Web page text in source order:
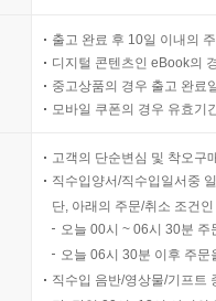
출고 완료 후 10일 이내의
디지털 콘텐츠인 eBook의
중고상품의 경우 출고 완료
모바일 쿠폰의 경우 유효기
고객의 단순변심 및 착오구
직수입양서/직수입일서중
단, 아래의 주문/취소 조건
오늘 00시 ~ 06시 30분
오늘 06시 30분 이후 주
직수입 음반/영상물/기프트